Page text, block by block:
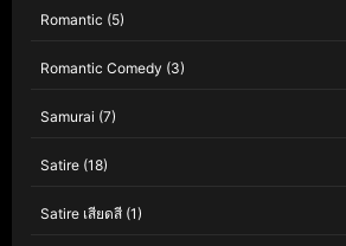
Romantic (5)
Romantic Comedy (3)
Samurai (7)
Satire (18)
Satire เสียดสี (1)